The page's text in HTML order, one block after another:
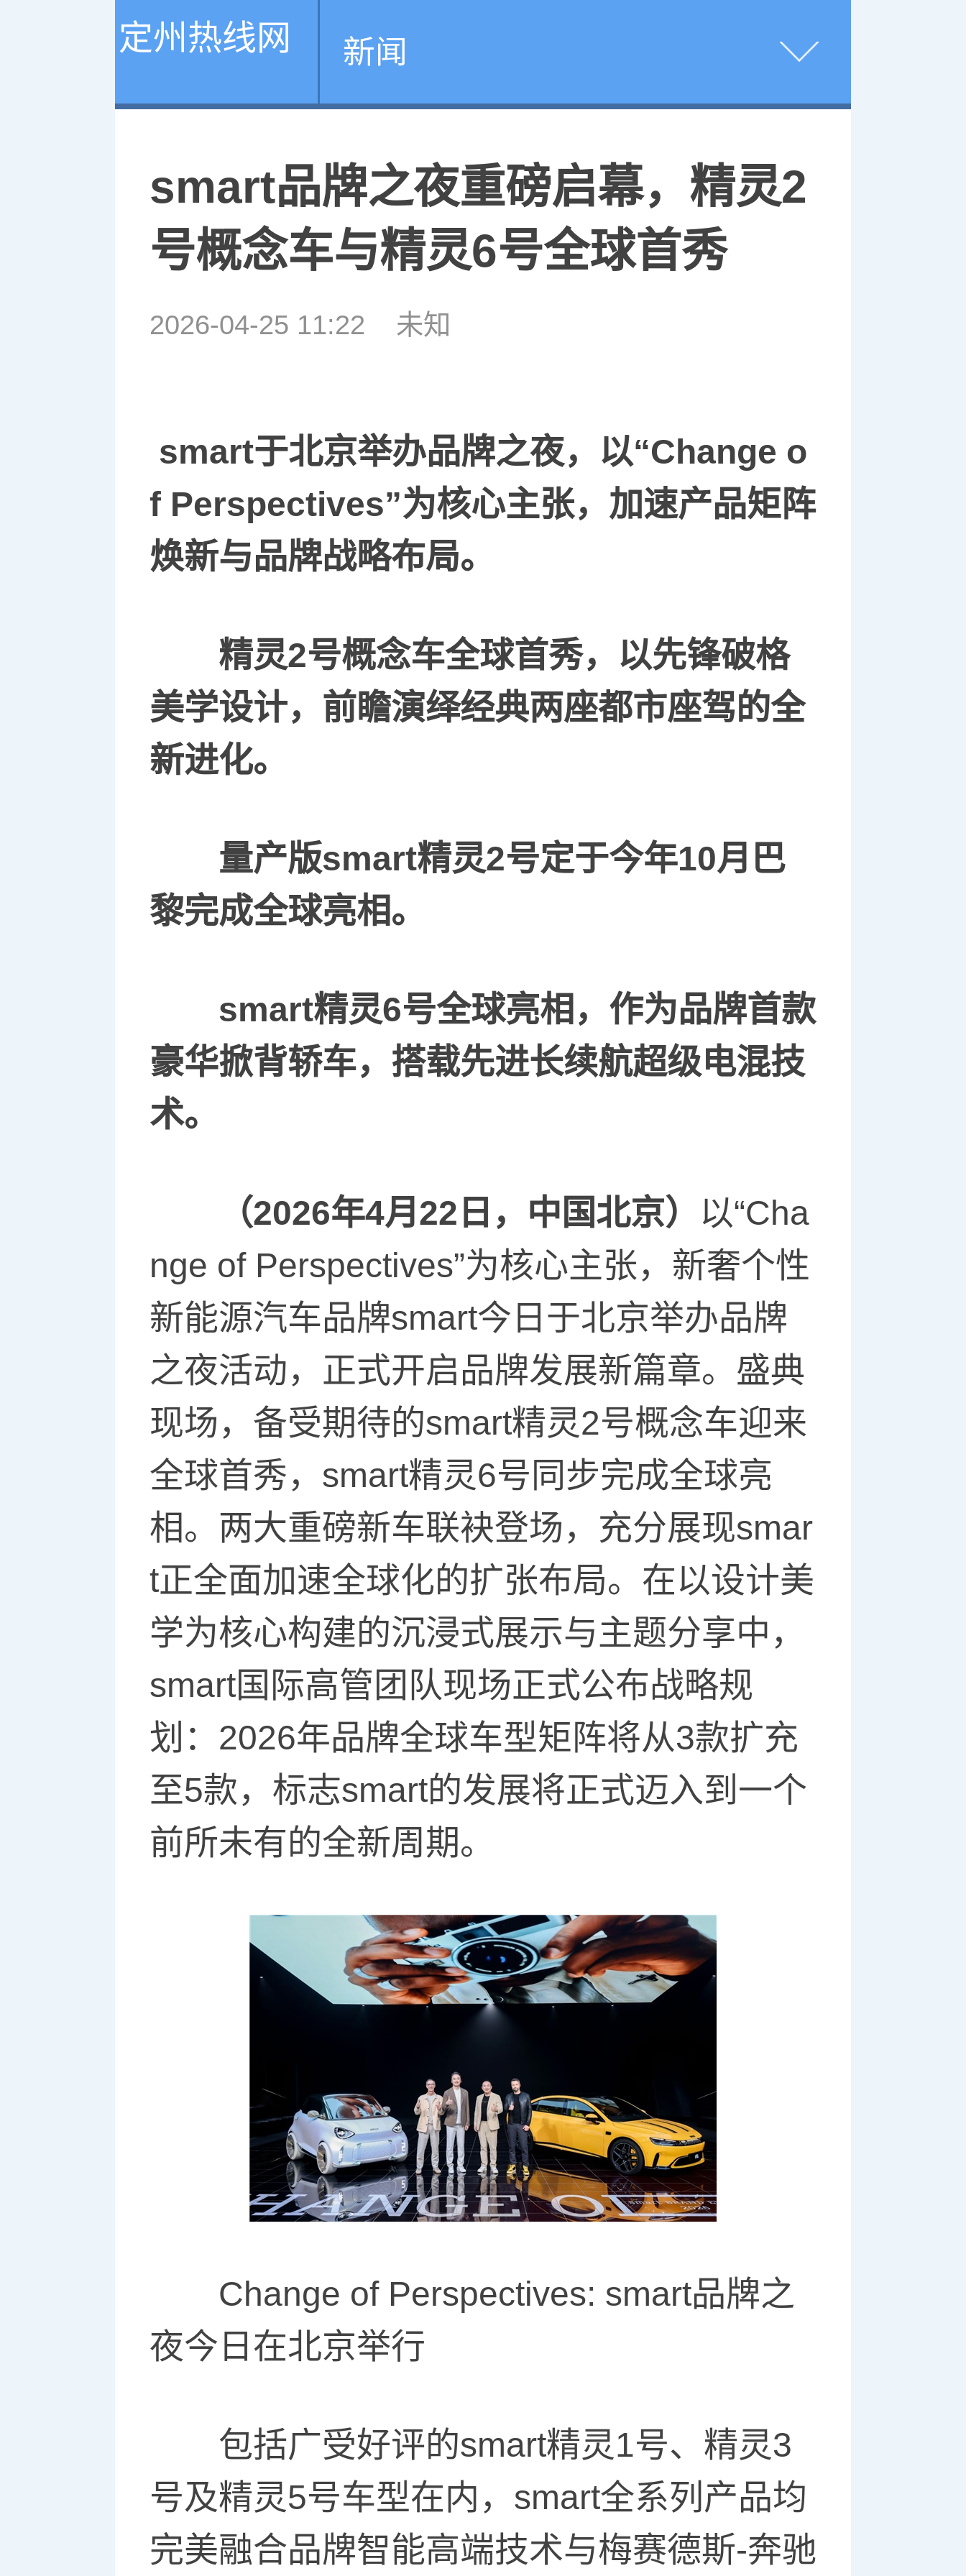
定州热线网 新闻
smart品牌之夜重磅启幕，精灵2
号概念车与精灵6号全球首秀
2026-04-25 11:22 未知
smart于北京举办品牌之夜，以“Change o
f Perspectives”为核心主张，加速产品矩阵
焕新与品牌战略布局。
精灵2号概念车全球首秀，以先锋破格
美学设计， 前瞻演绎经典两座都市座驾的全
新进化。
量产版smart精灵2号定于今年10月巴
黎完成全球亮相。
smart精灵6号全球亮相，作为品牌首款
豪华掀背轿车，搭载先进长续航超级电混技
术。
（2026年4月 22 日，中国北京） 以“Cha
nge of Perspectives”为核心主张，新奢个性
新能源汽车品牌smart今日于北京举办品牌
之夜活动，正式开启品牌发展新篇章。盛典
现场，备受期待的smart精灵2号概念车迎来
全球首秀，smart精灵6号同步完成全球亮
相。两大重磅新车联袂登场，充分展现smar
t正全面加速全球化的扩张布局。在以设计美
学为核心构建的沉浸式展示与主题分享中，
smart国际高管团队现场正式公布战略规
划：2026年品牌全球车型矩阵将从3款扩充
至5款，标志smart的发展将正式迈入到一个
前所未有的全新周期。
Change of Perspectives: smart品牌之
夜今日在北京举行
包括广受好评的smart精灵1号、精灵3
号及精灵5号车型在内，smart全系列产品均
完美融合品牌智能高端技术与梅赛德斯-奔驰